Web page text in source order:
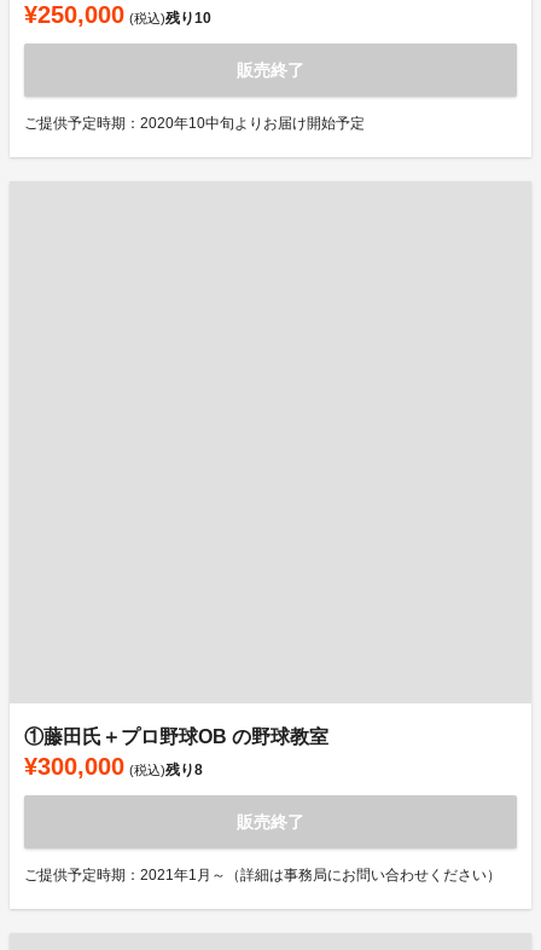
¥250,000 (税込)残り10
販売終了
ご提供予定時期：2020年10中旬よりお届け開始予定
①藤田氏＋プロ野球OB の野球教室
¥300,000 (税込)残り8
販売終了
ご提供予定時期：2021年1月～（詳細は事務局にお問い合わせください）